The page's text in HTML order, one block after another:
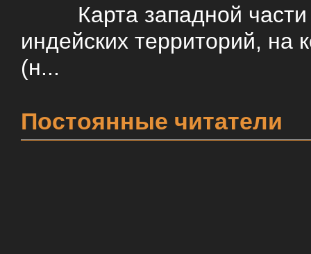
Карта западной
индейских территорий, на
(н...
Постоянные читатели